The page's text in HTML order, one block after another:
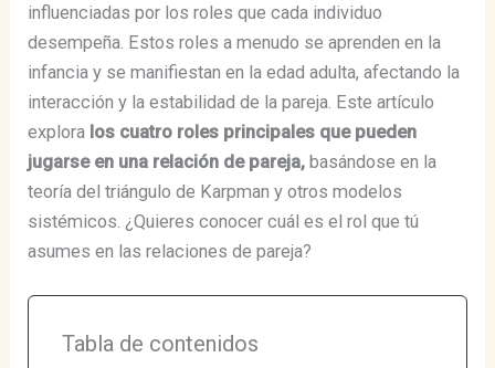
influenciadas por los roles que cada individuo
desempeña. Estos roles a menudo se aprenden en la
infancia y se manifiestan en la edad adulta, afectando la
interacción y la estabilidad de la pareja. Este artículo
explora los cuatro roles principales que pueden
jugarse en una relación de pareja,basándose en la
teoría del triángulo de Karpman y otros modelos
sistémicos. ¿Quieres conocer cuál es el rol que tú
asumes en las relaciones de pareja?
Tabla de contenidos